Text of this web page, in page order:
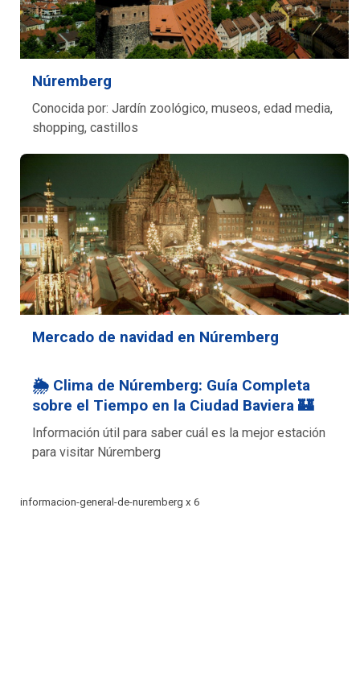
Núremberg
Conocida por: Jardín zoológico, museos, edad media,
shopping, castillos
Mercado de navidad en Núremberg
🌦️ Clima de Núremberg: Guía Completa
sobre el Tiempo en la Ciudad Baviera 🏰
Información útil para saber cuál es la mejor estación
para visitar Núremberg
informacion-general-de-nuremberg x 6